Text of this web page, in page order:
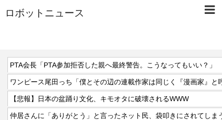
ロボットニュース
PTA会長「PTA参加拒否した親へ最終警告。こうなってもいい？」
【悲報】日本の盆踊り文化、キモオタに破壊されるWWW
仲居さんに「ありがとう」と言ったネット民、袋叩きにされてし